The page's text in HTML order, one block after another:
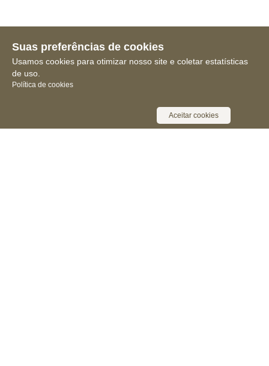
Suas preferências de cookies
Usamos cookies para otimizar nosso site e coletar estatísticas
de uso.
Política de cookies
Aceitar cookies